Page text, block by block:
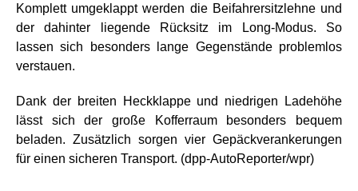
Komplett umgeklappt werden die Beifahrersitzlehne und
der dahinter liegende Rücksitz im Long-Modus. So
lassen sich besonders lange Gegenstände problemlos
verstauen.
Dank der breiten Heckklappe und niedrigen Ladehöhe
lässt sich der große Kofferraum besonders bequem
beladen. Zusätzlich sorgen vier Gepäckverankerungen
für einen sicheren Transport. (dpp-AutoReporter/wpr)